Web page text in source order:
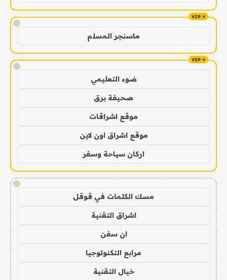
!
ماسنجر المسلم
!
ضوء التعليمي
صحيفة برق
موقع اشراقات
موقع اشراق اون لاين
اركان سياحة وسفر
!
مسك الكلمات في قوقل
اشراق التقنية
ان سفن
مرابع التكنولوجيا
خيال التقنية